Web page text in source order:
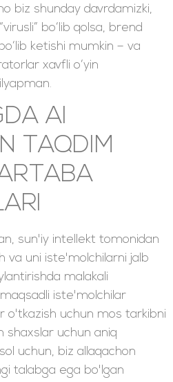
biz shunday davrdamizki,
bo‘lib qolsa, brend
ketishi mumkin – va
xavfli o‘yin
AI
TAQDIM
sun'iy intellekt tomonidan
va uni iste'molchilarni jalb
malakali
iste'molchilar
o'tkazish uchun mos tarkibni
shaxslar uchun aniq
uchun, biz allaqachon
talabga ega bo'lgan